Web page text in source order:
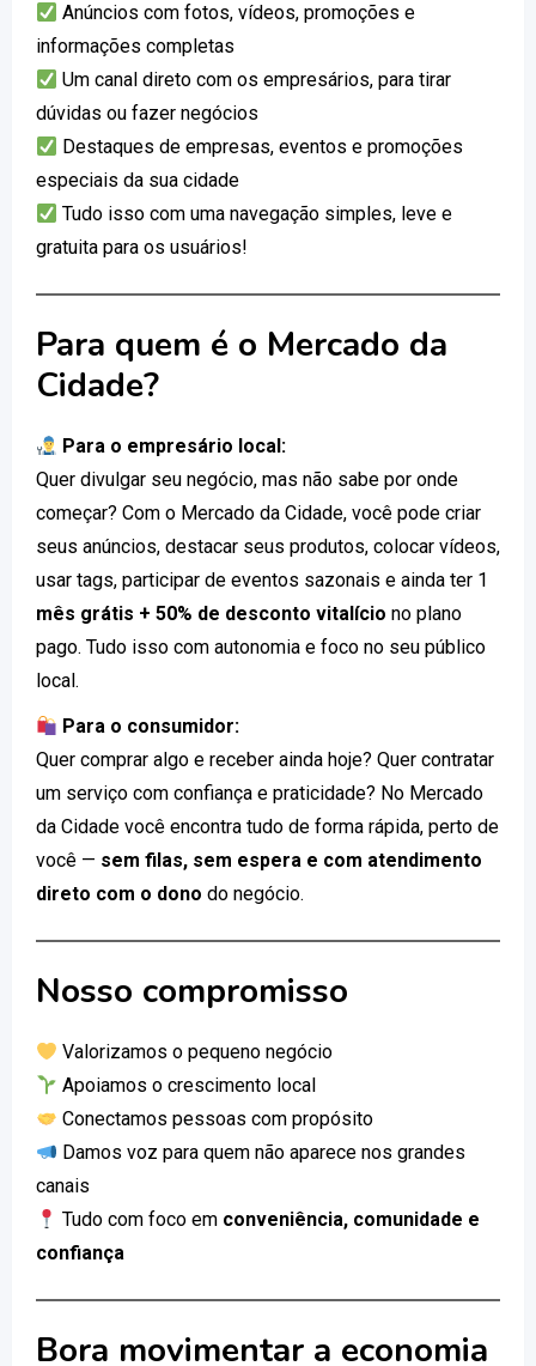
Anúncios com fotos, vídeos, promoções e
informações completas
Um canal direto com os empresários, para tirar
dúvidas ou fazer negócios
Destaques de empresas, eventos e promoções
especiais da sua cidade
Tudo isso com uma navegação simples, leve e
gratuita para os usuários!
Para quem é o Mercado da
Cidade?
Para o empresário local:
Quer divulgar seu negócio, mas não sabe por onde
começar? Com o Mercado da Cidade, você pode criar
seus anúncios, destacar seus produtos, colocar vídeos,
usar tags, participar de eventos sazonais e ainda ter 1
mês grátis + 50% de desconto vitalício no plano
pago. Tudo isso com autonomia e foco no seu público
local.
Para o consumidor:
Quer comprar algo e receber ainda hoje? Quer contratar
um serviço com confiança e praticidade? No Mercado
da Cidade você encontra tudo de forma rápida, perto de
você — sem filas, sem espera e com atendimento
direto com o dono do negócio.
Nosso compromisso
Valorizamos o pequeno negócio
Apoiamos o crescimento local
Conectamos pessoas com propósito
Damos voz para quem não aparece nos grandes
canais
Tudo com foco em conveniência, comunidade e
confiança
Bora movimentar a economia